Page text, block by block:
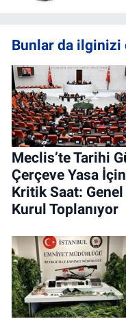
Bunlar da ilginizi
Meclis’te Tarihi
Çerçeve Yasa İçin
Kritik Saat: Genel
Kurul Toplanıyor